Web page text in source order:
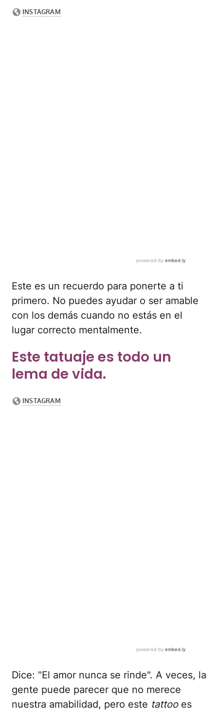
Este es un recuerdo para ponerte a ti
primero. No puedes ayudar o ser amable
con los demás cuando no estás en el
lugar correcto mentalmente.
Este tatuaje es todo un
lema de vida.
Dice: "El amor nunca se rinde". A veces, la
gente puede parecer que no merece
nuestra amabilidad, pero este tattooes